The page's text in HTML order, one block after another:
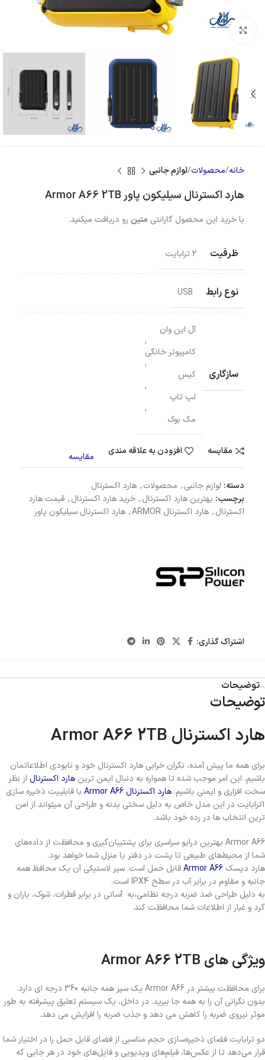
بزرگنمایی تصویر
خانه محصولات لوازم جانبی
هارد اکسترنال سیلیکون پاور Armor A66 2TB
با خرید این محصول گارانتی متین رو دریافت میکنید.
ظرفیت 2 ترابایت
نوع رابط USB
سازگاری
آل این وان
,
کامپیوتر خانگی
,
کیس
,
لپ تاپ
,
مک بوک
مقایسه افزودن به علاقه مندی مقایسه
دسته: لوازم جانبی, محصولات, هارد اکسترنال
برچسب: بهترین هارد اکسترنال, خرید هارد اکسترنال, قیمت هارد
اکسترنال, هارد اکسترنال ARMOR , هارد اکسترنال سیلیکون پاور
اشتراک گذاری:
توضیحات
توضیحات
هارد اکسترنال Armor A66 2TB
برای همه ما پیش آمده، نگران خرابی هارد اکسترنال خود و نابودی اطلاعاتمان
باشیم. این امر موجب شده تا همواره به دنبال ایمن ترین هارد اکسترنال از نظر
سخت افزاری و ایمنی باشیم. هارد اکسترنال Armor A66
با قابلییت ذخیره سازی
1ترابایت در این مدل خاص به دلیل سختی بدنه و طراحی آن میتواند از امن
ترین انتخاب ها در رده خود باشد.
Armor A66 بهترین درایو سراسری برای پشتیبان‌گیری و محافظت از داده‌های
شما از محیط‌های طبیعی تا پشت در دفتر یا منزل شما خواهد بود.
هارد دیسک Armor A66قابل حمل است. سپر لاستیکی آن یک محافظ همه
جانبه و مقاوم در برابر آب در سطح IPX4 است.
به دلیل طراحی ضد ضربه درجه نظامی،به آسانی در برابر قطرات، شوک، باران و
گرد و غبار از اطلاعات شما محافظت کند.
ویژگی های Armor A66 2TB
برای محافظت بیشتر در Armor A66 یک سپر همه جانبه 360 درجه ای دارد.
بدون نگرانی آن را به همه جا ببرید. در داخل، یک سیستم تعلیق پیشرفته به طور
موثر نیروی ضربه را کاهش می دهد و جذب ضربه را افزایش می دهد.
دو ترابایت فضای ذخیره‌سازی حجم مناسبی از فضای قابل حمل را در اختیار شما
قرار می‌دهد تا از عکس‌ها، فیلم‌های ویدیویی و فایل‌های خود در هر جایی که